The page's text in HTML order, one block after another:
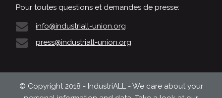
Pour toutes questions et demandes de presse:
info@industriall-union.org
press@industriall-union.org
© Copyright 2018 - IndustriALL - We care about your